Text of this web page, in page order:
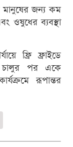
মানুষের জন্য কম
ওষুধের ব্যবস্থা
ফ্রি ফ্রাইডে
চালুর পর একে
রূপান্তর